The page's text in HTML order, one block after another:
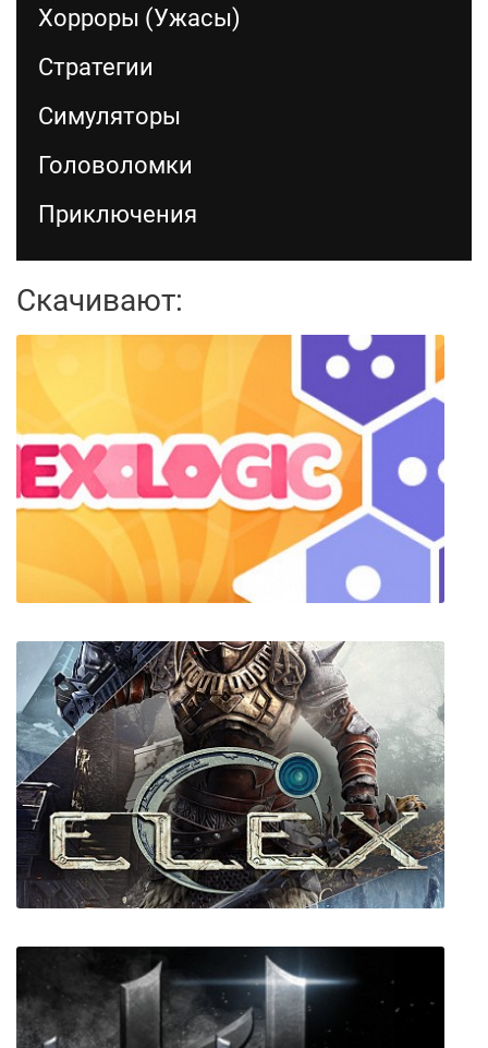
Хорроры (Ужасы)
Стратегии
Симуляторы
Головоломки
Приключения
Скачивают:
Hexologic